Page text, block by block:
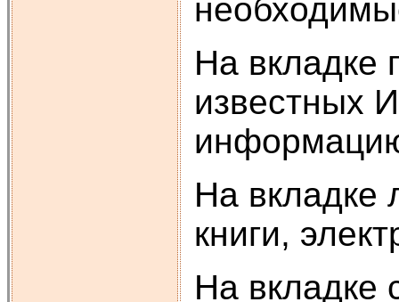
На вкладке
известных
На вкладке
книги,
На вкладке